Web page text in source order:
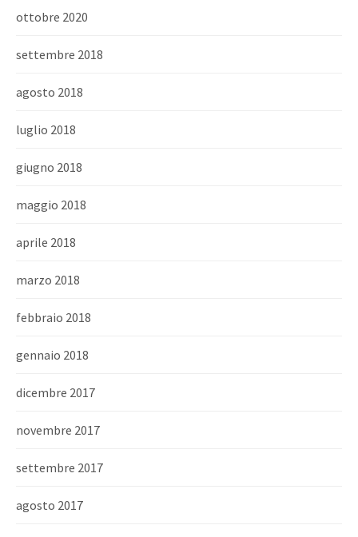
ottobre 2020
settembre 2018
agosto 2018
luglio 2018
giugno 2018
maggio 2018
aprile 2018
marzo 2018
febbraio 2018
gennaio 2018
dicembre 2017
novembre 2017
settembre 2017
agosto 2017